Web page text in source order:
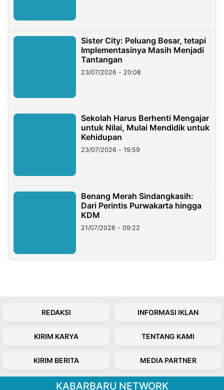
Sister City: Peluang Besar, tetapi
Implementasinya Masih Menjadi
Tantangan
23/07/2026 - 20:08
Sekolah Harus Berhenti Mengajar
untuk Nilai, Mulai Mendidik untuk
Kehidupan
23/07/2026 - 19:59
Benang Merah Sindangkasih:
Dari Perintis Purwakarta hingga
KDM
21/07/2026 - 09:22
REDAKSI INFORMASI IKLAN
KIRIM KARYA TENTANG KAMI
KIRIM BERITA MEDIA PARTNER
KABARBARU NETWORK